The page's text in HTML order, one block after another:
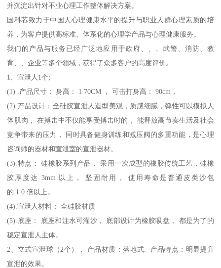
并沉淀出针对不业心理工作整体解决方案。
国科芯致力于中国人心理健康水平的提升与职业人群心理素质的培
养，为客户提供高标准、体系化的心理学产品与心理健康服务。
我们的产品与服务已经广泛地应用于政府、、、武警、消防、教
育、、企业等多个领域，获得了众多客户的高度评价。
1、宣泄人1个;
(1) .产品尺寸： 身高： 1 70CM ， 可击打身高： 90cm，
(2).产品设计：全硅胶宣泄人造型美观，质感细腻，弹性可以模拟人
体肌肉， 在搏击中不仅能享受搏击时的， 能释放高节奏生活及社会
竞争带来的压力， 同时具备健身训练和减压阀的多重功能，是心理
咨询师的器材和宣泄室的宣泄器材。
(3).特点： 硅橡胶系列产品， 采用一次成型的橡胶传统工艺，硅橡
胶厚度达 3mm 以上， 坚固耐用， 使用寿命是普通皮类沙包
的 1 0 倍以上。
(4).宣泄人材料： 全硅胶材质
(5).底座： 底座和注水可灌沙， 底部设计为橡胶吸盘， 都是为了的
稳定宣泄人主体。
2、立式宣泄球（2个）， 产品材质：落地式. 产品特点：明显提升
宣泄的效果。